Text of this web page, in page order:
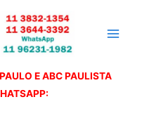
E ABC PAULISTA